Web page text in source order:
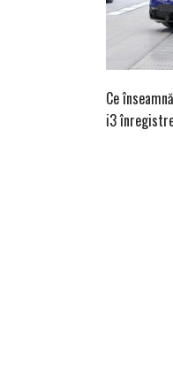
Ce
i3